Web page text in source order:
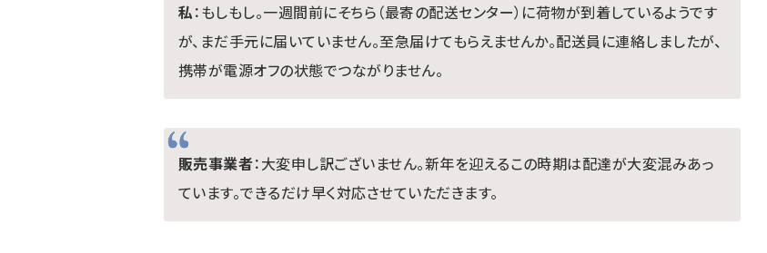
私：もしもし。一週間前にそちら（最寄の配送センター）に荷物が到着しているようです
が、まだ手元に届いていません。至急届けてもらえませんか。配送員に連絡しましたが、
携帯が電源オフの状態でつながりません。
販売事業者：大変申し訳ございません。新年を迎えるこの時期は配達が大変混みあっ
ています。できるだけ早く対応させていただきます。